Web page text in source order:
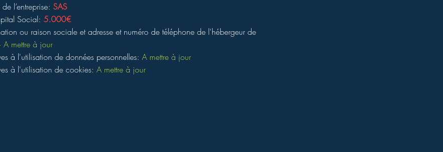
l’entreprise: SAS
Social: 5.000€
ou raison sociale et adresse et numéro de téléphone de l'hébergeur de
A mettre à jour
à l'utilisation de données personnelles: A mettre à jour
à l'utilisation de cookies: A mettre à jour